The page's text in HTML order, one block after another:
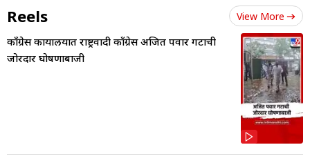
Reels View More
काँग्रेस कार्यालयात राष्ट्रवादी काँग्रेस अजित पवार गटाची
जोरदार घोषणाबाजी